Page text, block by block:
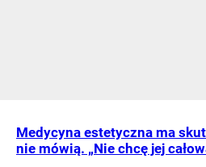
Medycyna estetyczna ma
nie mówią. „Nie chcę jej